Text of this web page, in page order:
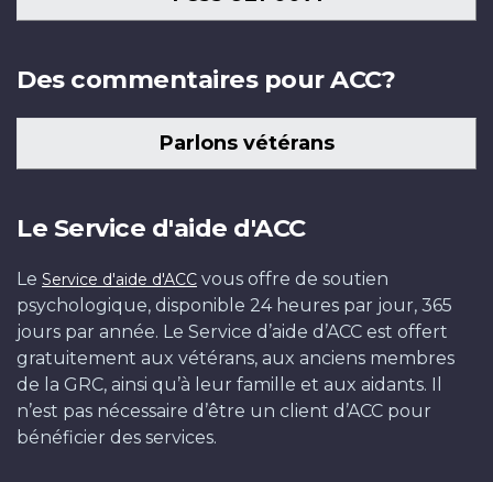
Des commentaires pour ACC?
Parlons vétérans
Le Service d'aide d'ACC
Le Service d'aide d'ACC vous offre de soutien
psychologique, disponible 24 heures par jour, 365
jours par année. Le Service d’aide d’ACC est offert
gratuitement aux vétérans, aux anciens membres
de la GRC, ainsi qu’à leur famille et aux aidants. Il
n’est pas nécessaire d’être un client d’ACC pour
bénéficier des services.